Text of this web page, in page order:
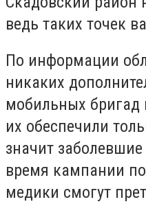
ведь таких точек
По информации
никаких
мобильных бригад
их обеспечили
значит
время кампании
медики смогут